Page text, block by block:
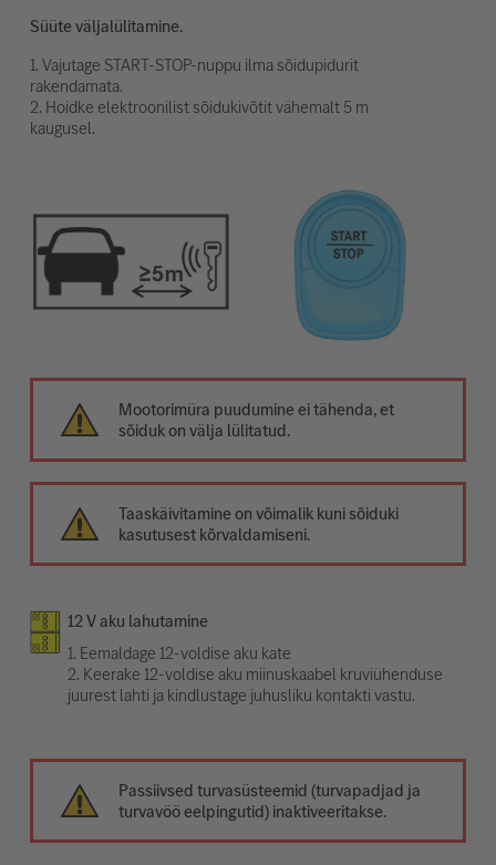
Süüte väljalülitamine.
1. Vajutage START-STOP-nuppu ilma sõidupidurit
rakendamata.
2. Hoidke elektroonilist sõidukivõtit vähemalt 5 m
kaugusel.
Mootorimüra puudumine ei tähenda, et
sõiduk on välja lülitatud.
Taaskäivitamine on võimalik kuni sõiduki
kasutusest kõrvaldamiseni.
12 V aku lahutamine
1. Eemaldage 12-voldise aku kate
2. Keerake 12-voldise aku miinuskaabel kruviühenduse
juurest lahti ja kindlustage juhusliku kontakti vastu.
Passiivsed turvasüsteemid (turvapadjad ja
turvavöö eelpingutid) inaktiveeritakse.